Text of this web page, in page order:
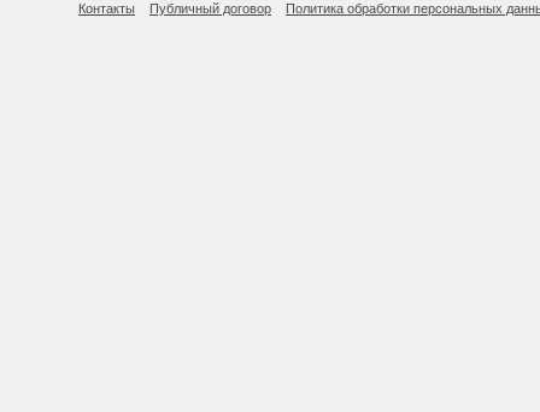
Контакты
Публичный договор Политика обработки персональных